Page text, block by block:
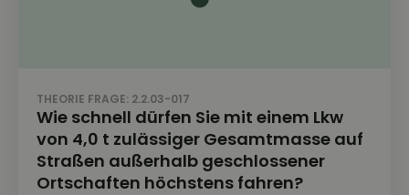
THEORIE FRAGE: 2.2.03-017
Wie schnell dürfen Sie mit einem Lkw
von 4,0 t zulässiger Gesamtmasse auf
Straßen außerhalb geschlossener
Ortschaften höchstens fahren?